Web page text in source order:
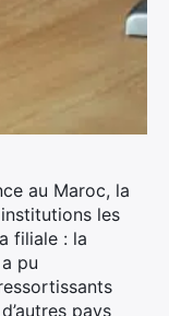
au Maroc, la
les
filiale : la
pu
pays